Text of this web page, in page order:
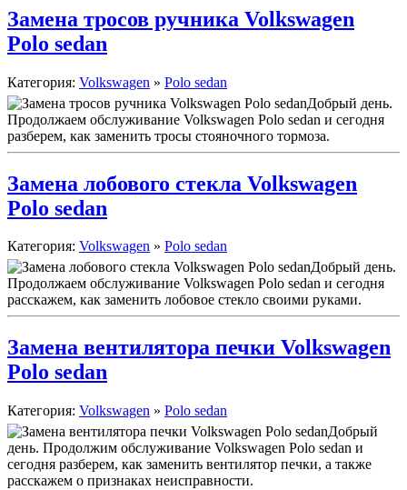
Замена тросов ручника Volkswagen
Polo sedan
Категория: Volkswagen » Polo sedan
Добрый день.
Продолжаем обслуживание Volkswagen Polo sedan и сегодня
разберем, как заменить тросы стояночного тормоза.
Замена лобового стекла Volkswagen
Polo sedan
Категория: Volkswagen » Polo sedan
Добрый день.
Продолжаем обслуживание Volkswagen Polo sedan и сегодня
расскажем, как заменить лобовое стекло своими руками.
Замена вентилятора печки Volkswagen
Polo sedan
Категория: Volkswagen » Polo sedan
Добрый
день. Продолжим обслуживание Volkswagen Polo sedan и
сегодня разберем, как заменить вентилятор печки, а также
расскажем о признаках неисправности.